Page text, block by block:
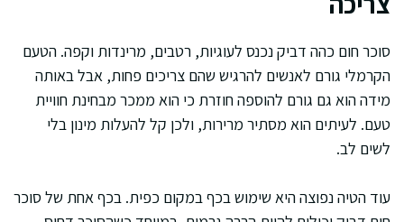
סוכר חום כהה דביק נכנס לעוגיות, רטבים, מרינדות וקפה. הטעם
הקרמלי גורם לאנשים להרגיש שהם צריכים פחות, אבל באותה
מידה הוא גם גורם להוספה חוזרת כי הוא ממכר מבחינת חוויית
טעם. לעיתים הוא מסתיר מרירות, ולכן קל להעלות מינון בלי
לשים לב.
עוד הטיה נפוצה היא שימוש בכף במקום כפית. בכף אחת של סוכר